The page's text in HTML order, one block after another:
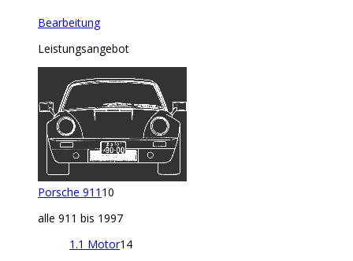
Bearbeitung
Leistungsangebot
Porsche 911 10
alle 911 bis 1997
1.1 Motor14